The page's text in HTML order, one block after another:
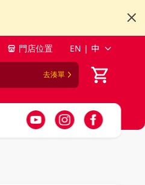
門店位置 EN | 中
去湊單